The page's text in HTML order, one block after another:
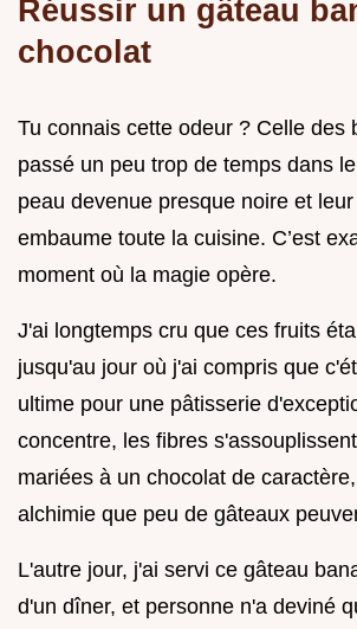
Réussir un gâteau
chocolat
Tu connais cette odeur ? Celle des
passé un peu trop de temps dans
peau devenue presque noire et
embaume toute la cuisine. C’est
moment où la magie opère.
J'ai longtemps cru que ces fruits
jusqu'au jour où j'ai compris que
ultime pour une pâtisserie
concentre, les fibres
mariées à un chocolat de
alchimie que peu de gâteaux
L'autre jour, j'ai servi ce gâteau
d'un dîner, et personne n'a deviné